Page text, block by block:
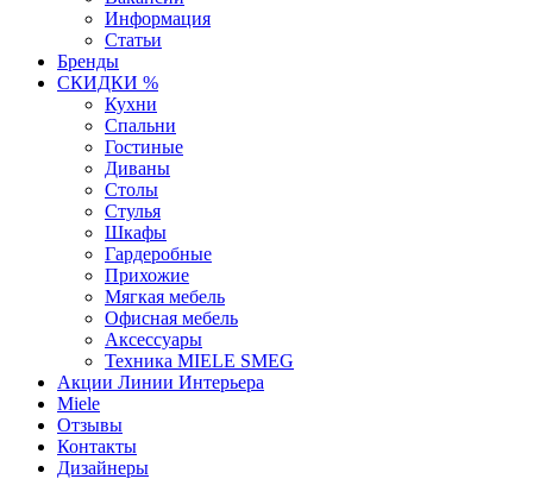
Информация
Статьи
Бренды
СКИДКИ %
Кухни
Спальни
Гостиные
Диваны
Столы
Стулья
Шкафы
Гардеробные
Прихожие
Мягкая мебель
Офисная мебель
Аксессуары
Техника MIELE SMEG
Акции Линии Интерьера
Miele
Отзывы
Контакты
Дизайнеры